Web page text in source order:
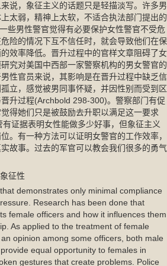
说，象征主义的话题只是轻描淡写。许多男
太弱，精神上太软，不适合执法部门提出的
些男性警官觉得有必要保护女性警官不受危
险的情况下互不信任时，就会导致他们在保
效率降低。晋升过程中的官样文章阻碍了女
究对美国中西部一家警察机构的男女警官的
性官员来说，其影响是在晋升过程中缺乏信
立，感觉被男同事怀疑，并因性别而受到区
升过程(Archbold 298-300)。警察部门有促
得她们只是被鼓励去升职以满足这一要求
证据表明女性能做多少好事，但象征主义
。有一种方法可以证明女警官的工作效率，
故事。过去的军官可以教会我们很多的勇气
征性
demonstrates only minimal compliance
Research has been done that
female officers and how it influences them
As applied to the treatment of female
opinion among some officers, both male
equal opportunity to females in
gestures that create problems. Police